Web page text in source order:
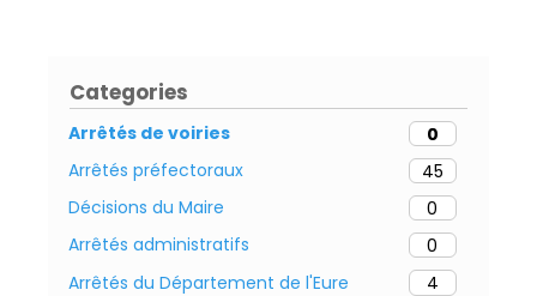
Categories
Arrêtés de voiries
0
Arrêtés préfectoraux
45
Décisions du Maire
0
Arrêtés administratifs
0
Arrêtés du Département de l'Eure
4